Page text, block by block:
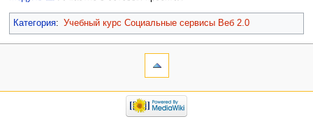
Категория: Учебный курс Социальные сервисы Веб 2.0